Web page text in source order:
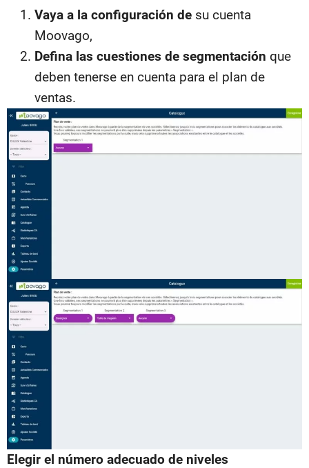
Vaya a la configuración de su cuenta
Moovago,
Defina las cuestiones de segmentación que
deben tenerse en cuenta para el plan de
ventas.
Elegir el número adecuado de niveles